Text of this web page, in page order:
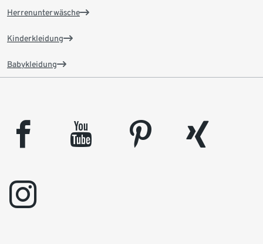
Herrenunterwäsche
Kinderkleidung
Babykleidung
facebook youtube pinterest
xing
instagram